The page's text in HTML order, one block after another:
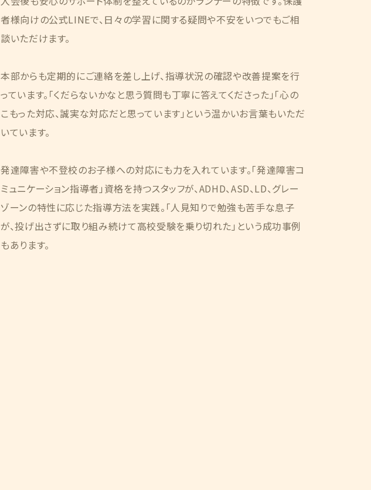
者様向けの公式LINEで、日々の学習に関する疑問や不安をいつでもご相
談いただけます。
本部からも定期的にご連絡を差し上げ、指導状況の確認や改善提案を行
っています。「くだらないかなと思う質問も丁寧に答えてくださった」「心の
こもった対応、誠実な対応だと思っています」という温かいお言葉もいただ
いています。
発達障害や不登校のお子様への対応にも力を入れています。「発達障害コ
ミュニケーション指導者」資格を持つスタッフが、ADHD、ASD、LD、グレー
ゾーンの特性に応じた指導方法を実践。「人見知りで勉強も苦手な息子
が、投げ出さずに取り組み続けて高校受験を乗り切れた」という成功事例
もあります。